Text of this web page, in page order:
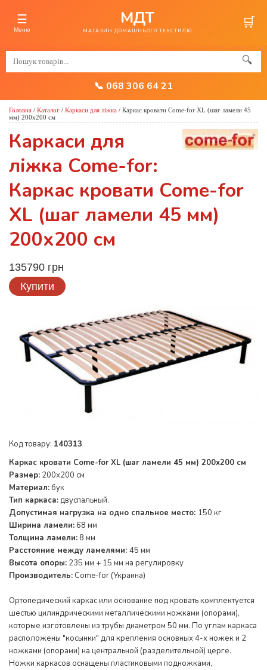
☰
Меню
МДТ
МАГАЗИН ДОМАШНЬОГО ТЕКСТИЛЮ 🛒
🔍
📞 068 306 64 21
Головна / Каталог / Каркаси для ліжка / Каркас кровати Come-for XL (шаг ламели 45
мм) 200х200 см
Каркаси для
ліжка Come-for:
Каркас кровати Come-for
XL (шаг ламели 45 мм)
200х200 см
135790 грн
Купити
Код товару: 140313
Каркас кровати Come-for XL (шаг ламели 45 мм) 200х200 см
Размер: 200х200 см
Материал:бук
Тип каркаса:двуспальный.
Допустимая нагрузка на одно спальное место: 150 кг
Ширина ламели: 68 мм
Толщина ламели: 8 мм
Расстояние между ламелями: 45 мм
Высота опоры: 235 мм + 15 мм на регулировку
Производитель: Come-for (Украина)
Ортопедический каркас или основание под кровать комплектуется
шестью цилиндрическими металлическими ножками (опорами),
которые изготовлены из трубы диаметром 50 мм. По углам каркаса
расположены "косынки" для крепления основных 4-х ножек и 2
ножками (опорами) на центральной (разделительной) церге.
Ножки каркасов оснащены пластиковыми подножками,